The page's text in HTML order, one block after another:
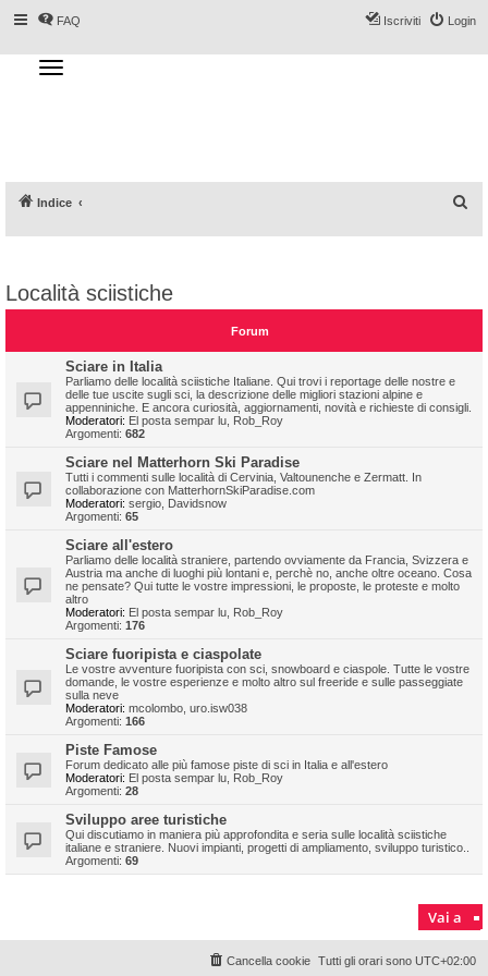
FAQ Login
Iscriviti
T
o
g
a
t
Indice
Località sciistiche
Forum
Sciare in Italia
Parliamo delle località sciistiche Italiane. Qui trovi i reportage delle nostre e
delle tue uscite sugli sci, la descrizione delle migliori stazioni alpine e
appenniniche. E ancora curiosità, aggiornamenti, novità e richieste di consigli.
Moderatori: El posta sempar lu Rob_Roy
Argomenti: 682
Sciare nel Matterhorn Ski Paradise
Tutti i commenti sulle località di Cervinia, Valtounenche e Zermatt. In
collaborazione con MatterhornSkiParadise.com
Moderatori: sergio Davidsnow
Argomenti: 65
Sciare all'estero
Parliamo delle località straniere, partendo ovviamente da Francia, Svizzera e
Austria ma anche di luoghi più lontani e, perchè no, anche oltre oceano. Cosa
ne pensate? Qui tutte le vostre impressioni, le proposte, le proteste e molto
altro
Moderatori: El posta sempar lu Rob_Roy
Argomenti: 176
Sciare fuoripista e ciaspolate
Le vostre avventure fuoripista con sci, snowboard e ciaspole. Tutte le vostre
domande, le vostre esperienze e molto altro sul freeride e sulle passeggiate
sulla neve
Moderatori: mcolombo uro.isw038
Argomenti: 166
Piste Famose
Forum dedicato alle più famose piste di sci in Italia e all'estero
Moderatori: El posta sempar lu Rob_Roy
Argomenti: 28
Sviluppo aree turistiche
Qui discutiamo in maniera più approfondita e seria sulle località sciistiche
italiane e straniere. Nuovi impianti, progetti di ampliamento, sviluppo turistico..
Argomenti: 69
Vai a
Tutti gli orari sono UTC+02:00
Cancella cookie